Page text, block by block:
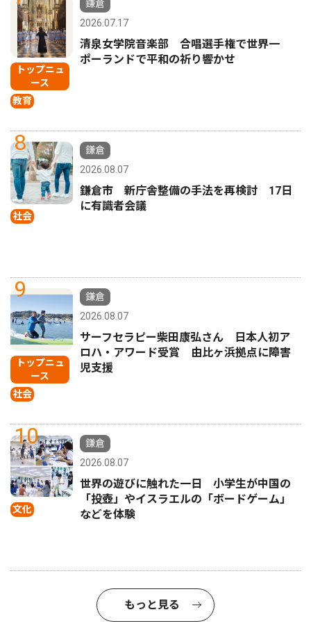
トップニュ
ース
教育
鎌倉
2026.07.17
清泉女学院音楽部 合唱選手権で世界一
ポーランドで平和の祈り響かせ
8
社会
鎌倉
2026.08.07
鎌倉市 新庁舎整備の手法を再検討 17日
に有識者会議
9
トップニュ
ース
社会
鎌倉
2026.08.07
サーフセラピー柴田康弘さん 日本人初ア
ロハ・アワード受賞 由比ヶ浜拠点に障害
児支援
10
文化
鎌倉
2026.08.07
世界の遊びに触れた一日 小学生が中国の
「投壺」やイスラエルの「ボードゲーム」
などを体験
もっと見る